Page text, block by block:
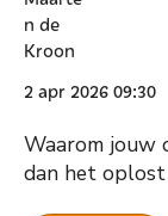
2 apr 2026 09:30
Waarom jouw
dan het oplost